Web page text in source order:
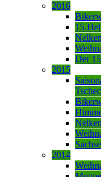
2016
Der
2015
2014